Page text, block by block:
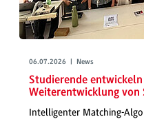
06.07.2026 | News
Studierende
Weiterentwicklung
Intelligenter Matching-